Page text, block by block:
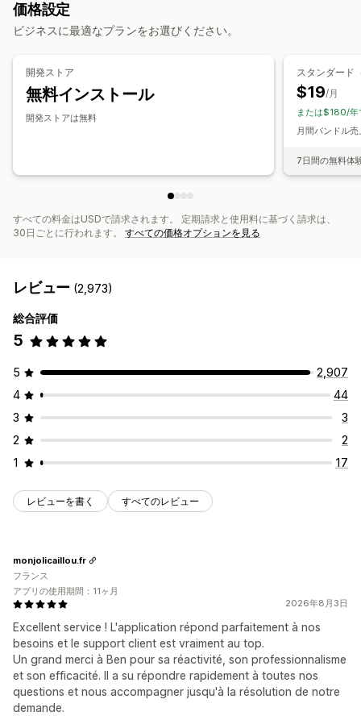
クロスセルバンドル
デジタル商品 有形商品 カスタムバンドル
設定可能な価格設定方式
固定価格設定
段階的な価格設定
ディスカウント
定期購入
カートドロワー
複数通貨
複数言語 カスタムルール
無料ギフト
無料配送
よく同時購入される商品
バンドル
ボリュームディスカウント
分析
おすすめ情報のパフォーマンス
価格設定
ビジネスに最適なプランをお選びください。
開発ストア
無料インストール
開発ストアは無料
スタンダード
$19/月
または$180/年
月間バンドル
7日間の無料体
すべての料金はUSDで請求されます。 定期請求と使用料に基づく請求は、
30日ごとに行われます。 すべての価格オプションを見る
レビュー (2,973)
総合評価
5
5
2,907
4
44
3
3
2
2
1
17
レビューを書く すべてのレビュー
2026年8月3日
Excellent service ! L'application répond parfaitement à nos
besoins et le support client est vraiment au top.
Un grand merci à Ben pour sa réactivité, son professionnalisme
et son efficacité. Il a su répondre rapidement à toutes nos
questions et nous accompagner jusqu'à la résolution de notre
demande.
monjolicaillou.fr
フランス
アプリの使用期間：11ヶ月